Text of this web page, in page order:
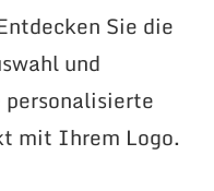
Sie die
und
mit Ihrem Logo.